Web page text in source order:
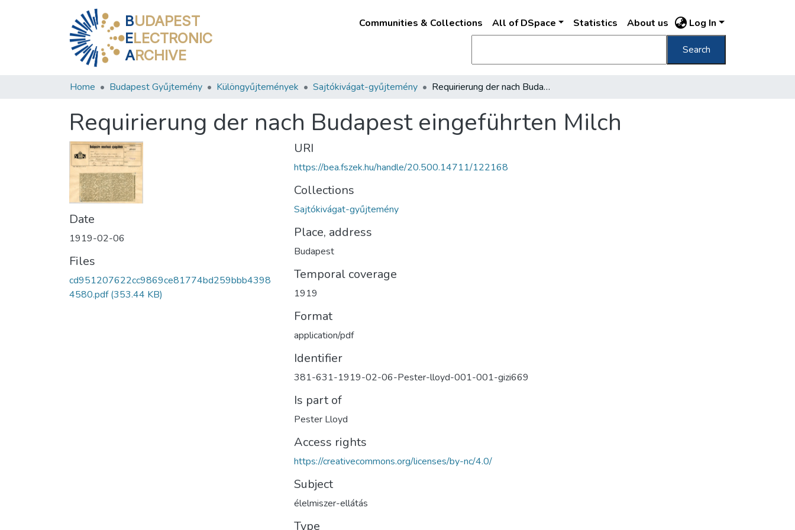
BUDAPEST
ELECTRONIC
ARCHIVE
Communities & Collections All of DSpace Statistics About us Log In
Search
Home Budapest Gyűjtemény Különgyűjtemények Sajtókivágat-gyűjtemény Requirierung der nach Budapest eingeführten Milch
Requirierung der nach Budapest eingeführten Milch
Date
1919-02-06
Files
cd951207622cc9869ce81774bd259bbb4398
4580.pdf(353.44 KB)
URI
https://bea.fszek.hu/handle/20.500.14711/122168
Collections
Sajtókivágat-gyűjtemény
Place, address
Budapest
Temporal coverage
1919
Format
application/pdf
Identifier
381-631-1919-02-06-Pester-lloyd-001-001-gizi669
Is part of
Pester Lloyd
Access rights
https://creativecommons.org/licenses/by-nc/4.0/
Subject
élelmiszer-ellátás
Type